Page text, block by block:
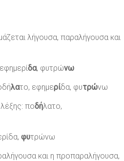
λήγουσα, παραλήγουσα και
δα, φυτρώνω
λατο, εφημερίδα, φυτρώνω
ποδήλατο,
φυτρώνω
και η προπαραλήγουσα,